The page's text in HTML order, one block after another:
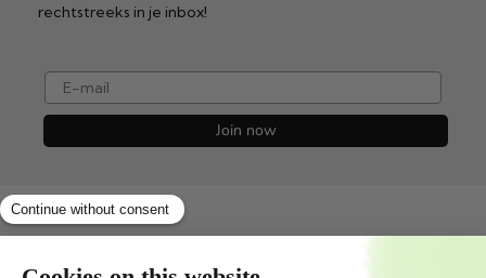
rechtstreeks in je inbox!
e-mail
Join now